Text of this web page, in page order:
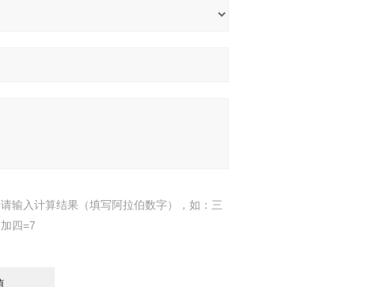
请输入计算结果（填写阿拉伯数字），如：三
加四=7